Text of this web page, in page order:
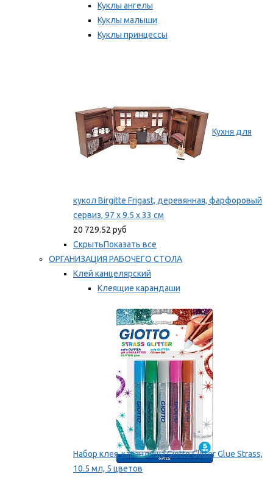
Куклы ангелы
Куклы малыши
Куклы принцессы
Кухня для
кукол Birgitte Frigast, деревянная, фарфоровый
сервиз, 97 x 9.5 x 33 см
20 729.52 руб
СкрытьПоказать все
ОРГАНИЗАЦИЯ РАБОЧЕГО СТОЛА
Клей канцелярский
Клеящие карандаши
Мы рекомендуем
Набор клея-карандаша Giotto Glitter Glue Strass,
10.5 мл, 5 цветов